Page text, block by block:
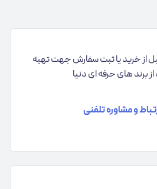
از خرید یا ثبت سفارش جهت تهیه
برند های حرفه ای دنیا
و مشاوره تلفنی